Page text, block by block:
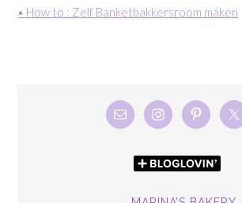
• How to : Zelf Banketbakkersroom maken